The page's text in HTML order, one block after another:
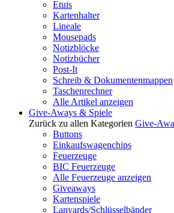
Etuis
Kartenhalter
Lineale
Mousepads
Notizblöcke
Notizbücher
Post-It
Schreib & Dokumentenmappen
Taschenrechner
Alle Artikel anzeigen
Give-Aways & Spiele
Zurück zu allen Kategorien Give-
Buttons
Einkaufswagenchips
Feuerzeuge
BIC Feuerzeuge
Alle Feuerzeuge anzeigen
Giveaways
Kartenspiele
Lanyards/Schlüsselbänder